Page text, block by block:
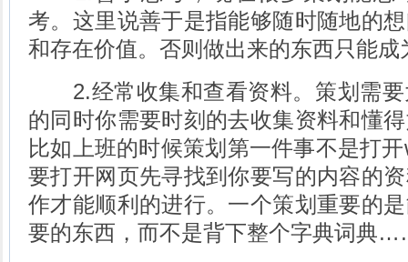
考。这里说善于是指能够随时随地的
和存在价值。否则做出来的东西只能
2.经常收集和查看资料。策划需要
的同时你需要时刻的去收集资料和懂
比如上班的时候策划第一件事不是打
要打开网页先寻找到你要写的内容的
作才能顺利的进行。一个策划重要的
要的东西，而不是背下整个字典词典